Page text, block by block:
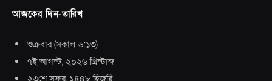
আজকের দিন-তারিখ
শুক্রবার(সকাল ৬:১৩)
৭ই আগস্ট, ২০২৬ খ্রিস্টাব্দ